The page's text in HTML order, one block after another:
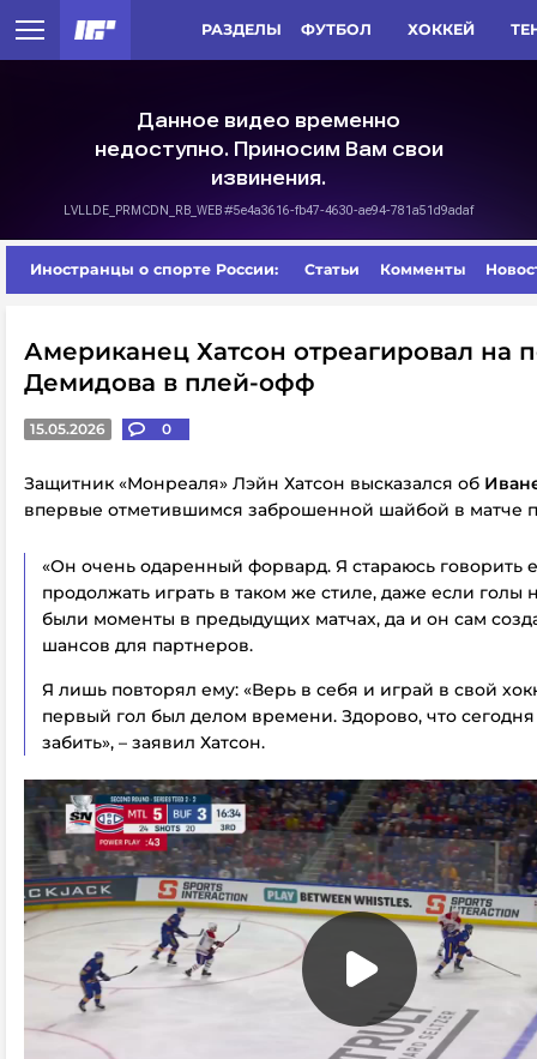
РАЗДЕЛЫ ФУТБОЛ ХОККЕЙ
Иностранцы о спорте России: Статьи Комменты
Американец Хатсон отреагировал на
Демидова в плей-офф
15.05.2026 0
Защитник «Монреаля» Лэйн Хатсон высказался об
впервые отметившимся заброшенной шайбой в матче
«Он очень одаренный форвард. Я стараюсь говорить
продолжать играть в таком же стиле, даже если голы
были моменты в предыдущих матчах, да и он сам
шансов для партнеров.
Я лишь повторял ему: «Верь в себя и играй в свой
первый гол был делом времени. Здорово, что сегодня
забить», – заявил Хатсон.